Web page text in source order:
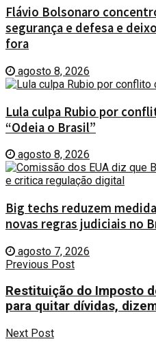
Flávio Bolsonaro
segurança e defesa e
fora
agosto 8, 2026
Lula culpa Rubio por
“Odeia o Brasil”
agosto 8, 2026
Big techs reduzem
novas regras judiciais no
agosto 7, 2026
Previous Post
Restituição do Imposto
para quitar dívidas,
Next Post